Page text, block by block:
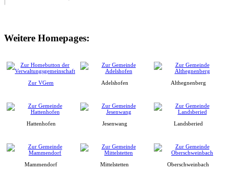
Weitere Homepages:
Zur VGem Adelshofen Althegnenberg
Hattenhofen Jesenwang Landsberied
Mammendorf Mittelstetten Oberschweinbach